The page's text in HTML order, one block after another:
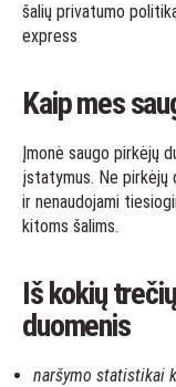
šalių privatumo
express
Kaip mes
Įmonė saugo pirkėjų
įstatymus. Ne pirkėjų
ir nenaudojami
kitoms šalims.
Iš kokių
duomenis
naršymo statistikai